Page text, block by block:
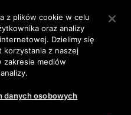
głównej zawartości
SZUKAJ
z plików cookie w celu
oraz analizy
Dzielimy się
korzystania z naszej
zakresie mediów
danych osobowych